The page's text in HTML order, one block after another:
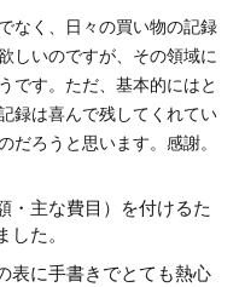
なく、日々の買い物の記録
しいのですが、その領域に
です。ただ、基本的にはと
録は喜んで残してくれてい
だろうと思います。感謝。
・主な費目）を付けるた
た。
表に手書きでとても熱心